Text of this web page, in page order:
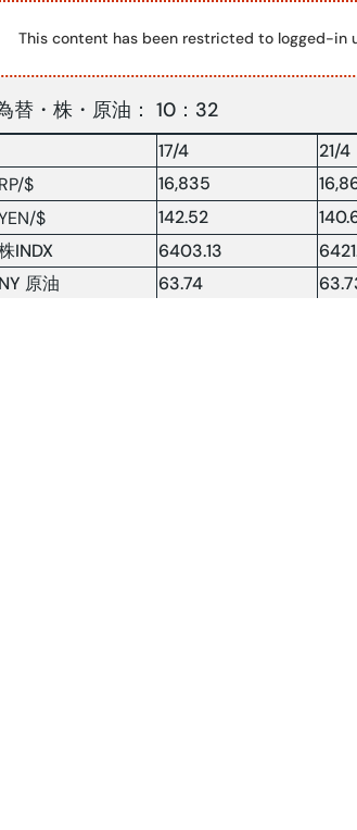
This content has been restricted to logged-in
替・株・原油： 10：32
17/4 21/4
$
16,835
$
142.52
INDX
6403.13
原油
63.74